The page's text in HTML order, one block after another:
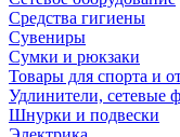
Средства гигиены
Сувениры
Сумки и рюкзаки
Товары для спорта и
Удлинители, сетевые
Шнурки и подвески